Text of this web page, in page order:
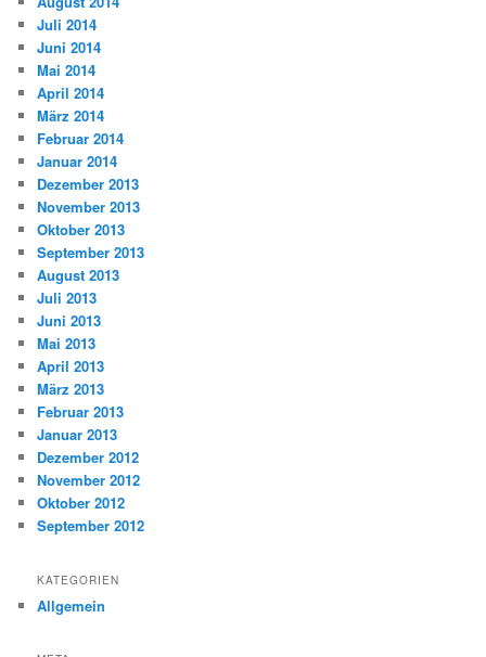
Juli 2014
Juni 2014
Mai 2014
April 2014
März 2014
Februar 2014
Januar 2014
Dezember 2013
November 2013
Oktober 2013
September 2013
August 2013
Juli 2013
Juni 2013
Mai 2013
April 2013
März 2013
Februar 2013
Januar 2013
Dezember 2012
November 2012
Oktober 2012
September 2012
KATEGORIEN
Allgemein